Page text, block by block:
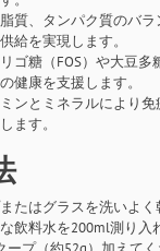
質、タンパク質のバ
給を実現します。
ゴ糖（FOS）や大豆
健康を支援します。
ンとミネラルにより
ます。
たはグラスを洗いよく
飲料水を200ml測り入